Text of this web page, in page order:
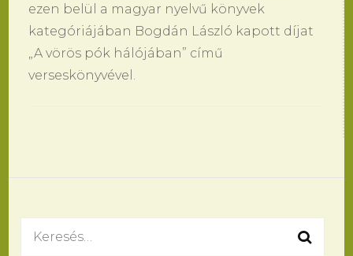
ezen belül a magyar nyelvű könyvek
kategóriájában Bogdán László kapott díjat
„A vörös pók hálójában” című
verseskönyvével.
Keresés: